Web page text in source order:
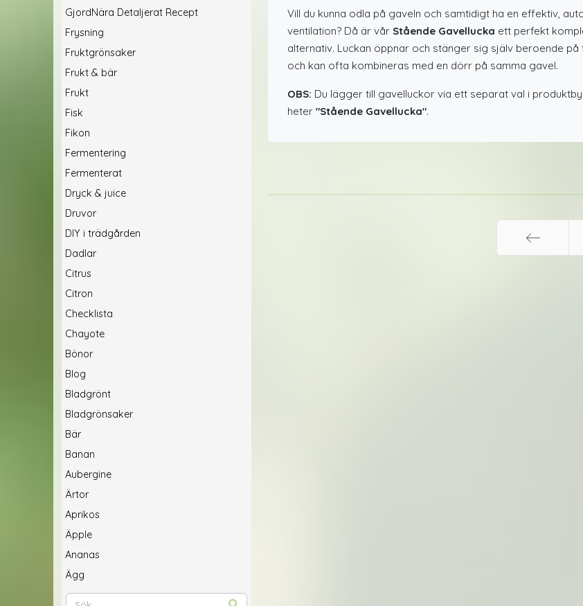
GjordNära Detaljerat Recept
Frysning
Fruktgrönsaker
Frukt & bär
Frukt
Fisk
Fikon
Fermentering
Fermenterat
Dryck & juice
Druvor
DIY i trädgården
Dadlar
Citrus
Citron
Checklista
Chayote
Bönor
Blog
Bladgrönt
Bladgrönsaker
Bär
Banan
Aubergine
Ärtor
Aprikos
Äpple
Ananas
Ägg
Vill du kunna odla på gaveln och samtidigt ha en effektiv,
ventilation? Då är vår Stående Gavellucka ett perfekt
alternativ. Luckan öppnar och stänger sig själv beroende på
och kan ofta kombineras med en dörr på samma gavel.
OBS: Du lägger till gavelluckor via ett separat val i
heter "Stående Gavellucka".